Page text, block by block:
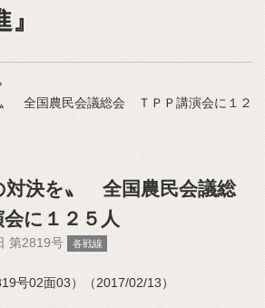
〟 全国農民会議総会 ＴＰＰ講演会に１２
対決を〟 全国農民会議総
に１２５人
第2819号 各戦線
号02面03）（2017/02/13）